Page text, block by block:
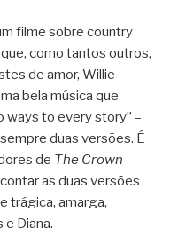
filme sobre country
como tantos outros,
de amor, Willie
bela música que
ways to every story” –
duas versões. É
de The Crown
as duas versões
trágica, amarga,
Diana.